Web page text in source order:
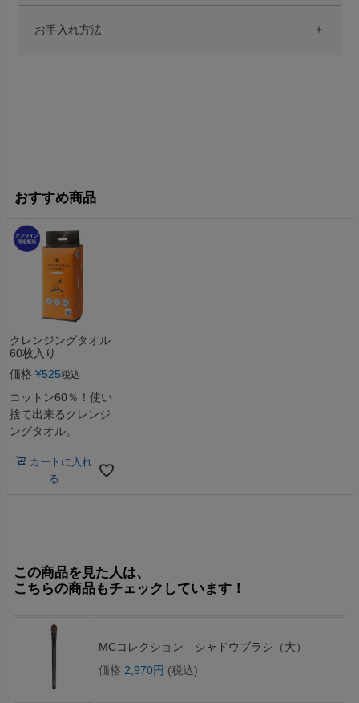
お手入れ方法
おすすめ商品
クレンジングタオル
60枚入り
価格 ¥525税込
コットン60％！使い
捨て出来るクレンジ
ングタオル。
カートに入れ
る
この商品を見た人は、
こちらの商品もチェックしています！
MCコレクション シャドウブラシ（大）
価格 2,970円 (税込)